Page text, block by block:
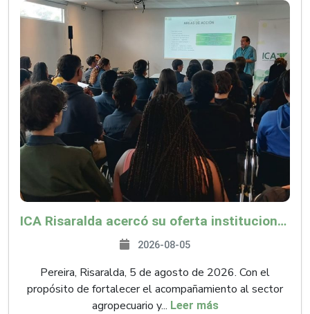
ICA Risaralda acercó su oferta institucional a productores y emprendedores en Expocamello
2026-08-05
Pereira, Risaralda, 5 de agosto de 2026. Con el
propósito de fortalecer el acompañamiento al sector
agropecuario y... Leer más